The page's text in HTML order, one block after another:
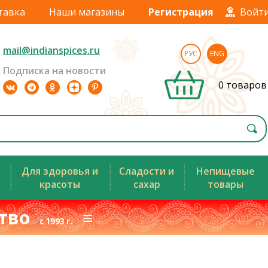
Наши магазины Регистрация
mail@indianspices.ru
Подписка на новости
РУС ENG
0 товаров
Для здоровья и
красоты
Сладости и
сахар
Непищевые
товары
с 1993 г.≡